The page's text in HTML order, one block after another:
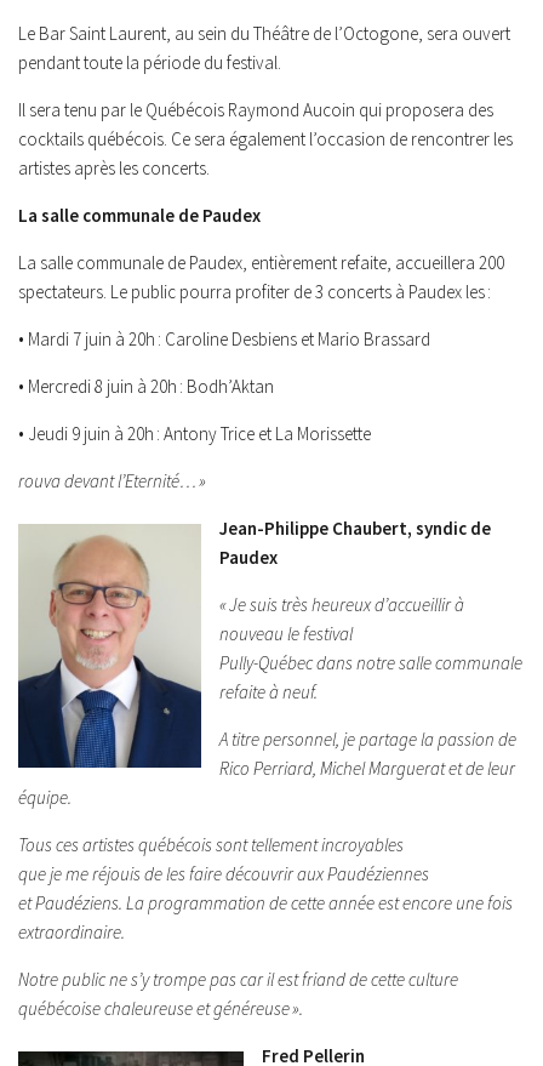
Le Bar Saint Laurent, au sein du Théâtre de l’Octogone, sera ouvert
pendant toute la période du festival.
Il sera tenu par le Québécois Raymond Aucoin qui proposera des
cocktails québécois. Ce sera également l’occasion de rencontrer les
artistes après les concerts.
La salle communale de Paudex
La salle communale de Paudex, entièrement refaite, accueillera 200
spectateurs. Le public pourra profiter de 3 concerts à Paudex les :
• Mardi 7 juin à 20h : Caroline Desbiens et Mario Brassard
• Mercredi 8 juin à 20h : Bodh’Aktan
• Jeudi 9 juin à 20h : Antony Trice et La Morissette
rouva devant l’Eternité… »
Jean-Philippe Chaubert, syndic de
Paudex
« Je suis très heureux d’accueillir à
nouveau le festival
Pully-Québec dans notre salle communale
refaite à neuf.
A titre personnel, je partage la passion de
Rico Perriard, Michel Marguerat et de leur
équipe.
Tous ces artistes québécois sont tellement incroyables
que je me réjouis de les faire découvrir aux Paudéziennes
et Paudéziens. La programmation de cette année est encore une fois
extraordinaire.
Notre public ne s’y trompe pas car il est friand de cette culture
québécoise chaleureuse et généreuse ».
Fred Pellerin